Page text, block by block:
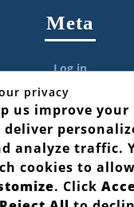
Meta
Log in
Categories
privacy
us improve your
deliver
analyze traffic.
cookies to
. Click